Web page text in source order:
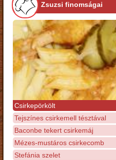
Zsuzsi finomságai
Csirkepörkölt
Tejszínes csirkemell tésztával
Baconbe tekert csirkemáj
Mézes-mustáros csirkecomb
Stefánia szelet